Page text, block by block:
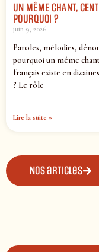
UN MÊME CHANT,
POURQUOI ?
juin 9, 2026
Paroles, mélodies,
pourquoi un même
français existe en
? Le rôle
Lire la suite »
Nos articles